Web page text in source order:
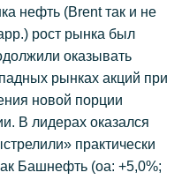
нефть (Brent так и не
рост рынка был
оказывать
рынках акций при
новой порции
В лидерах оказался
практически
Башнефть (оа: +5,0%;